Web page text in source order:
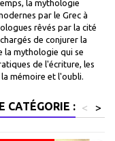
la mythologie
par le Grec à
rêvés par la cité
de conjurer la
la mythologie qui se
de l'écriture, les
mémoire et l'oubli.
CATÉGORIE : >
<